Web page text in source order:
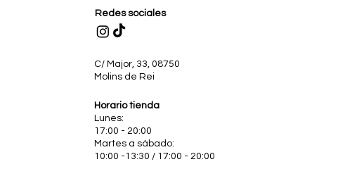
Redes sociales
C/ Major, 33, 08750
Molins de Rei
Horario tienda
Lunes:
17:00 - 20:00
Martes a sábado:
10:00 -13:30 / 17:00 - 20:00